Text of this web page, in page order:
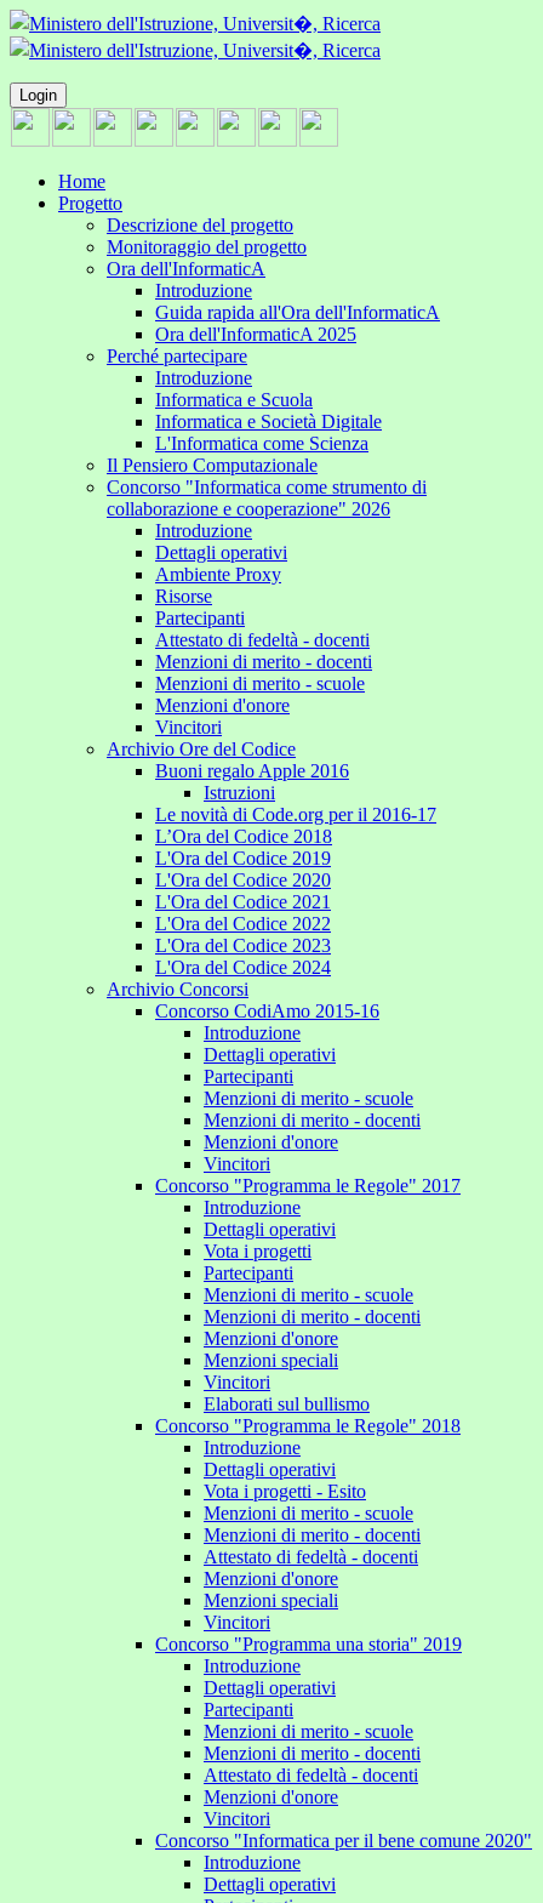
Login
Home
Progetto
Descrizione del progetto
Monitoraggio del progetto
Ora dell'InformaticA
Introduzione
Guida rapida all'Ora dell'InformaticA
Ora dell'InformaticA 2025
Perché partecipare
Introduzione
Informatica e Scuola
Informatica e Società Digitale
L'Informatica come Scienza
Il Pensiero Computazionale
Concorso "Informatica come strumento di
collaborazione e cooperazione" 2026
Introduzione
Dettagli operativi
Ambiente Proxy
Risorse
Partecipanti
Attestato di fedeltà - docenti
Menzioni di merito - docenti
Menzioni di merito - scuole
Menzioni d'onore
Vincitori
Archivio Ore del Codice
Buoni regalo Apple 2016
Istruzioni
Le novità di Code.org per il 2016-17
L’Ora del Codice 2018
L'Ora del Codice 2019
L'Ora del Codice 2020
L'Ora del Codice 2021
L'Ora del Codice 2022
L'Ora del Codice 2023
L'Ora del Codice 2024
Archivio Concorsi
Concorso CodiAmo 2015-16
Introduzione
Dettagli operativi
Partecipanti
Menzioni di merito - scuole
Menzioni di merito - docenti
Menzioni d'onore
Vincitori
Concorso "Programma le Regole" 2017
Introduzione
Dettagli operativi
Vota i progetti
Partecipanti
Menzioni di merito - scuole
Menzioni di merito - docenti
Menzioni d'onore
Menzioni speciali
Vincitori
Elaborati sul bullismo
Concorso "Programma le Regole" 2018
Introduzione
Dettagli operativi
Vota i progetti - Esito
Menzioni di merito - scuole
Menzioni di merito - docenti
Attestato di fedeltà - docenti
Menzioni d'onore
Menzioni speciali
Vincitori
Concorso "Programma una storia" 2019
Introduzione
Dettagli operativi
Partecipanti
Menzioni di merito - scuole
Menzioni di merito - docenti
Attestato di fedeltà - docenti
Menzioni d'onore
Vincitori
Concorso "Informatica per il bene comune 2020"
Introduzione
Dettagli operativi